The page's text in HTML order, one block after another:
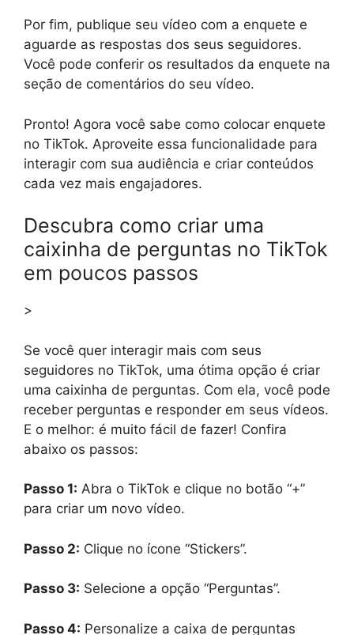
Por fim, publique seu vídeo com a enquete e
aguarde as respostas dos seus seguidores.
Você pode conferir os resultados da enquete na
seção de comentários do seu vídeo.
Pronto! Agora você sabe como colocar enquete
no TikTok. Aproveite essa funcionalidade para
interagir com sua audiência e criar conteúdos
cada vez mais engajadores.
Descubra como criar uma
caixinha de perguntas no TikTok
em poucos passos
>
Se você quer interagir mais com seus
seguidores no TikTok, uma ótima opção é criar
uma caixinha de perguntas. Com ela, você pode
receber perguntas e responder em seus vídeos.
E o melhor: é muito fácil de fazer! Confira
abaixo os passos:
Passo 1: Abra o TikTok e clique no botão “+”
para criar um novo vídeo.
Passo 2: Clique no ícone “Stickers”.
Passo 3: Selecione a opção “Perguntas”.
Passo 4: Personalize a caixa de perguntas